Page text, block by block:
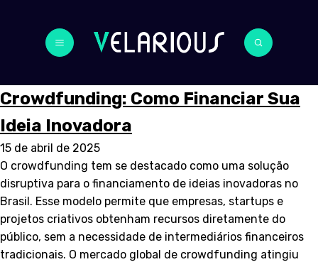
Crowdfunding: Como Financiar Sua
Ideia Inovadora
15 de abril de 2025
O crowdfunding tem se destacado como uma solução
disruptiva para o financiamento de ideias inovadoras no
Brasil. Esse modelo permite que empresas, startups e
projetos criativos obtenham recursos diretamente do
público, sem a necessidade de intermediários financeiros
tradicionais. O mercado global de crowdfunding atingiu